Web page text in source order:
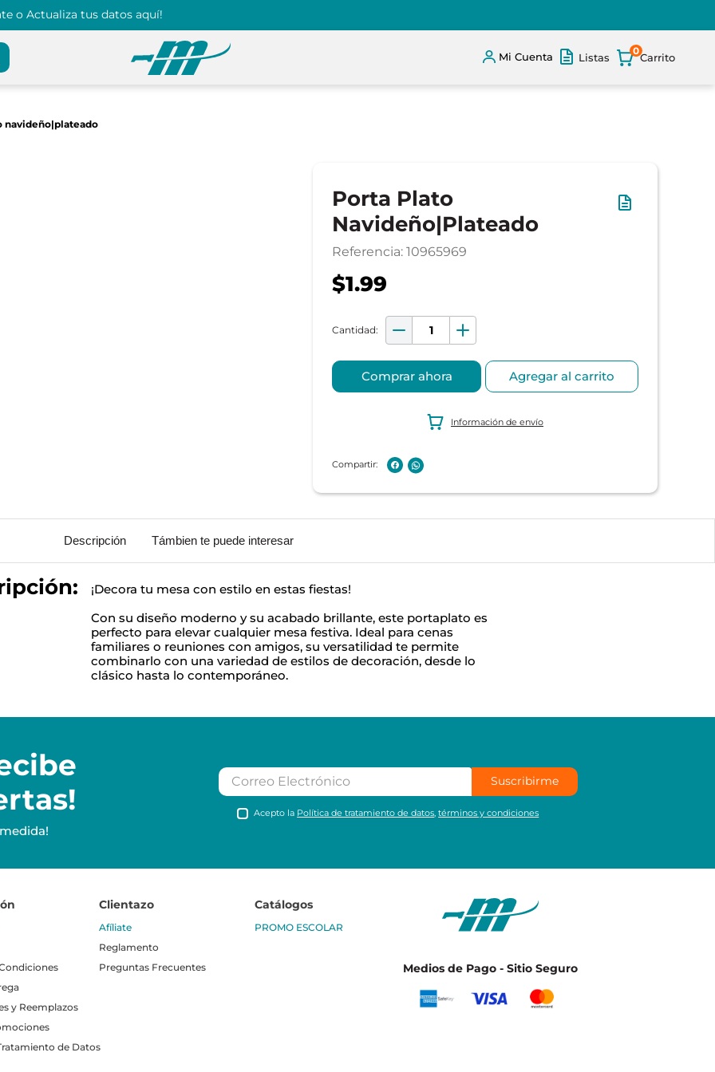
o Actualiza tus datos aquí!
Mi Cuenta Listas
0
navideño|plateado
Porta Plato
Navideño|Plateado
Referencia: 10965969
$1.99
Comprar ahora Agregar al carrito
Información de envío
Descripción Támbien te puede interesar
¡Decora tu mesa con estilo en estas fiestas!
Con su diseño moderno y su acabado brillante, este portaplato es
perfecto para elevar cualquier mesa festiva. Ideal para cenas
familiares o reuniones con amigos, su versatilidad te permite
combinarlo con una variedad de estilos de decoración, desde lo
clásico hasta lo contemporáneo.
Suscribirme
Acepto la Política de tratamiento de datos ,términos y condiciones
y Reemplazos
de Datos
Clientazo
Afíliate
Reglamento
Preguntas Frecuentes
Catálogos
PROMO ESCOLAR
Medios de Pago - Sitio Seguro